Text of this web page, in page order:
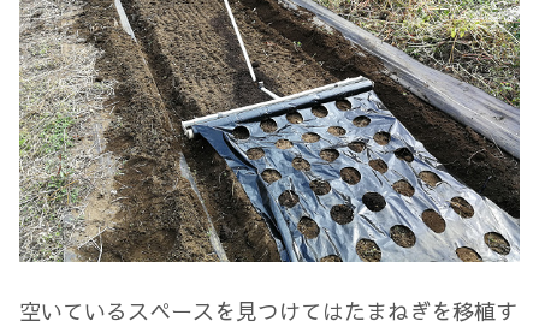
空いているスペースを見つけてはたまねぎを移植す